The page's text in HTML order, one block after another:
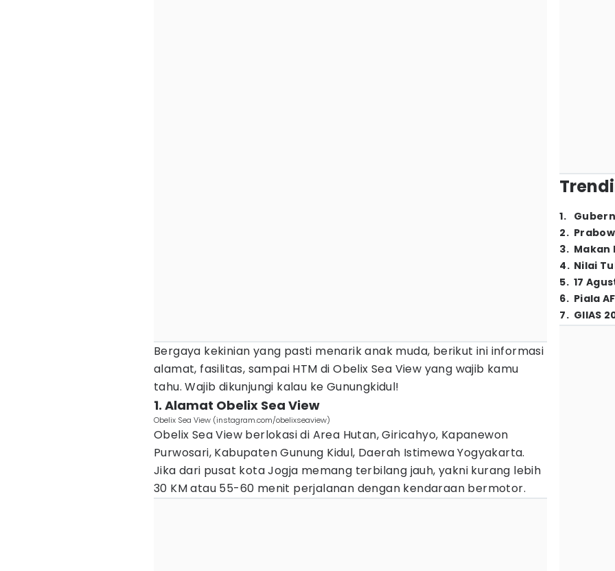
Bergaya kekinian yang pasti menarik anak muda, berikut ini informasi
alamat, fasilitas, sampai HTM di Obelix Sea View yang wajib kamu
tahu. Wajib dikunjungi kalau ke Gunungkidul!
1. Alamat Obelix Sea View
Obelix Sea View (instagram.com/obelixseaview)
Obelix Sea View berlokasi di Area Hutan, Giricahyo, Kapanewon
Purwosari, Kabupaten Gunung Kidul, Daerah Istimewa Yogyakarta.
Jika dari pusat kota Jogja memang terbilang jauh, yakni kurang lebih
30 KM atau 55-60 menit perjalanan dengan kendaraan bermotor.
1.
2.
3. Makan
4. Nilai
5. 17
6. Piala
7. GIIAS